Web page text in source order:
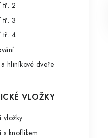
tř. 2
tř. 3
tř. 4
hliníkové dveře
VLOŽKY
vložky
s knoflíkem